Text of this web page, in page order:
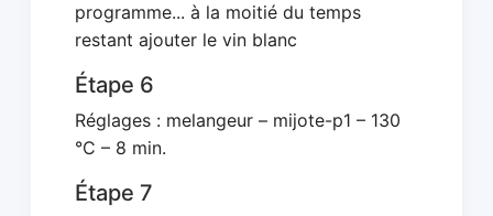
programme... à la moitié du temps
restant ajouter le vin blanc
Étape 6
Réglages : melangeur – mijote-p1 – 130
°C – 8 min.
Étape 7